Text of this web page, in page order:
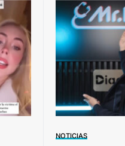
NOTICIAS